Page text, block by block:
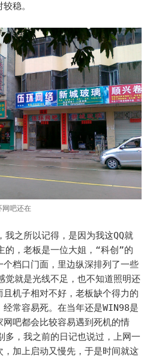
稳。
网吧还在
之所以记得，是因为我这QQ就
的，老板是一位大姐，“科创”的
档口门面，里边纵深排列了一些
觉就是光线不足，也不知道照明还
机子相对不好，老板缺个得力的
常容易死。在当年还是WIN98是
网吧都会比较容易遇到死机的情
多，我之前的日记也说过，上网一
加上启动又慢先，于是时间就这